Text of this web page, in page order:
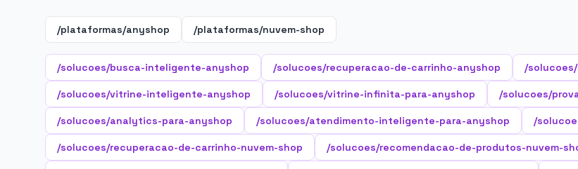
/plataformas/anyshop /plataformas/nuvem-shop
/solucoes/busca-inteligente-anyshop /solucoes/recuperacao-de-carrinho-anyshop /
/solucoes/vitrine-inteligente-anyshop /solucoes/vitrine-infinita-para-anyshop /solucoes/
/solucoes/analytics-para-anyshop /solucoes/atendimento-inteligente-para-anyshop /
/solucoes/recuperacao-de-carrinho-nuvem-shop /solucoes/recomendacao-de-produtos-nuvem-